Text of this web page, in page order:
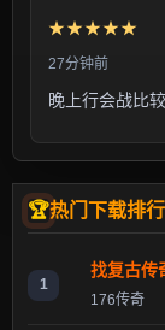
★★★★★
27分钟前
晚上行会战比
热门下载排行
1
找复古传
176传奇